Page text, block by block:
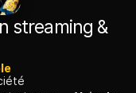
streaming &